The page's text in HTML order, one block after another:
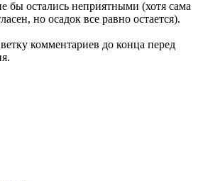
бы остались неприятными (хотя сама
но осадок все равно остается).
комментариев до конца перед